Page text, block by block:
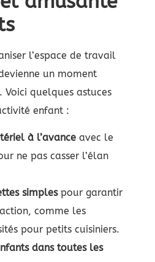
l’espace de travail
un moment
Voici quelques astuces
enfant :
à l’avance avec le
ne pas casser l’élan
simplespour garantir
comme les
pour petits cuisiniers.
dans toutes les